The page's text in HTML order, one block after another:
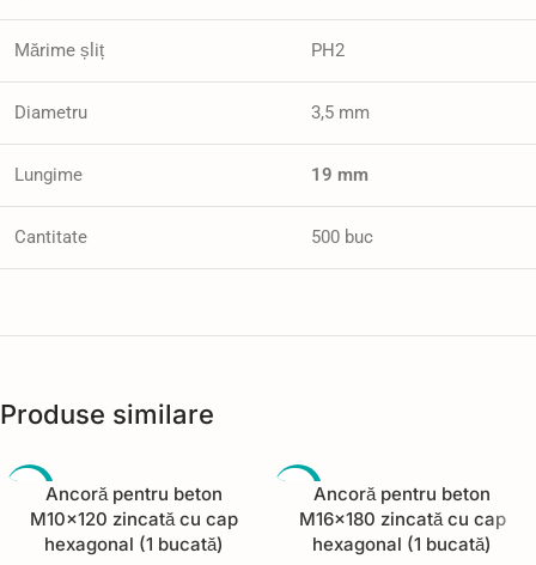
Mărime șliț PH2
Diametru 3,5 mm
Lungime 19 mm
Cantitate 500 buc
Produse similare
Ancoră pentru beton
M10×120 zincată cu cap
hexagonal (1 bucată)
Ancoră pentru beton
M16×180 zincată cu cap
hexagonal (1 bucată)